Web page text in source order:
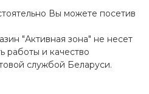
Вы можете посетив
"Активная зона" не несет
работы и качество
службой Беларуси.